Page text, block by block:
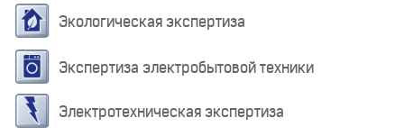
Экологическая экспертиза
Экспертиза электробытовой техники
Электротехническая экспертиза